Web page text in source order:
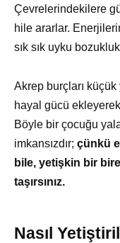
Çevrelerindekilere
hile ararlar.
sık sık uyku
Akrep burçları
hayal gücü
Böyle bir çocuğu
imkansızdır; çünkü
bile, yetişkin bir
taşırsınız.
Nasıl